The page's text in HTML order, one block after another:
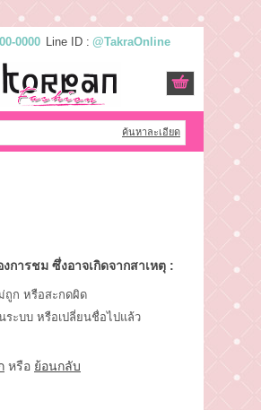
สมัครสมาชิก
0000 Line ID : @TakraOnline
ค้นหาละเอียด
การชม ซึ่งอาจเกิดจากสาเหตุ :
ถูก หรือสะกดผิด
ระบบ หรือเปลี่ยนชื่อไปแล้ว
หรือ ย้อนกลับ